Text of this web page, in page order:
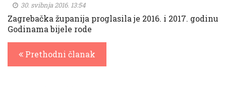
30. svibnja 2016. 13:54
Zagrebačka županija proglasila je 2016. i 2017. godinu
Godinama bijele rode
Prethodni članak